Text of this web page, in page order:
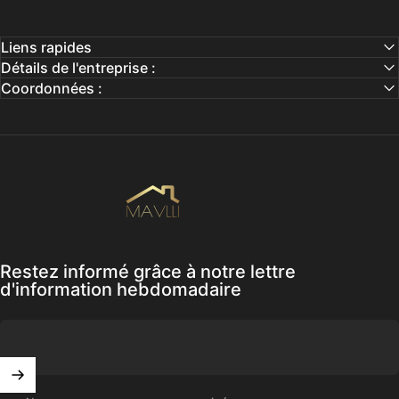
Liens rapides
Détails de l'entreprise :
Coordonnées :
Restez informé grâce à notre lettre
d'information hebdomadaire